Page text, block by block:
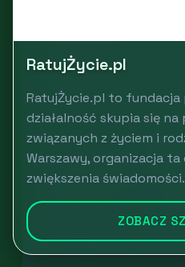
RatujŻycie.pl
RatujŻycie.pl to
działalność skupia się
związanych z życiem i
Warszawy, organizacja ta
zwiększenia
ZOBACZ